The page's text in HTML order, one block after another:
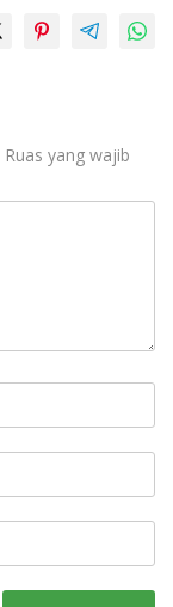
Ruas yang wajib